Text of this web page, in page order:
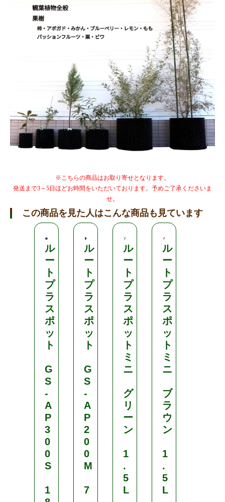
※こちらの商品はお取り寄せとなります。
発送まで3～5日ほどお時間をいただいております。予めご了承くださいま
せ。
この商品を見た人はこんな商品も見ています
ル
ー
ト
プ
ラ
ス
ポ
ッ
ト
G
S
-
A
P
3
0
0
S
1
ル
ー
ト
プ
ラ
ス
ポ
ッ
ト
G
S
-
A
P
2
0
0
M
7
ル
ー
ト
プ
ラ
ス
ポ
ッ
ト
ミ
ニ
グ
リ
ー
ン
1
.
5
L
ル
ー
ト
プ
ラ
ス
ポ
ッ
ト
ミ
ニ
ブ
ラ
ウ
ン
1
.
5
L